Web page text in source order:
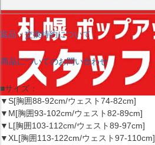
返品・交換特約について
商品についてのお問い合わせ
■サイズ：
▼S[胸囲88-92cm/ウェスト74-82cm]
▼M[胸囲93-102cm/ウェスト82-89cm]
▼L[胸囲103-112cm/ウェスト89-97cm]
▼XL[胸囲113-122cm/ウェスト97-110cm]